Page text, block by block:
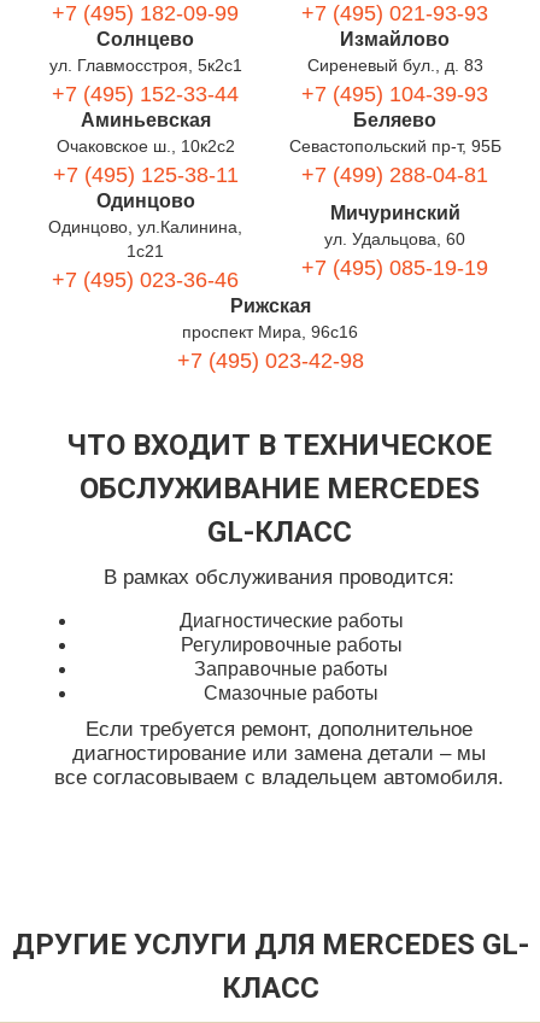
+7 (495) 182-09-99 +7 (495) 021-93-93
Солнцево
ул. Главмосстроя, 5к2с1
+7 (495) 152-33-44
Измайлово
Сиреневый бул., д. 83
+7 (495) 104-39-93
Аминьевская
Очаковское ш., 10к2с2
+7 (495) 125-38-11
Беляево
Севастопольский пр-т, 95Б
+7 (499) 288-04-81
Одинцово
Одинцово, ул.Калинина,
1с21
+7 (495) 023-36-46
Мичуринский
ул. Удальцова, 60
+7 (495) 085-19-19
Рижская
проспект Мира, 96с16
+7 (495) 023-42-98
ЧТО ВХОДИТ В ТЕХНИЧЕСКОЕ
ОБСЛУЖИВАНИЕ MERCEDES
GL-КЛАСС
В рамках обслуживания проводится:
Диагностические работы
Регулировочные работы
Заправочные работы
Смазочные работы
Если требуется ремонт, дополнительное
диагностирование или замена детали – мы
все согласовываем с владельцем автомобиля.
ДРУГИЕ УСЛУГИ ДЛЯ MERCEDES GL-
КЛАСС